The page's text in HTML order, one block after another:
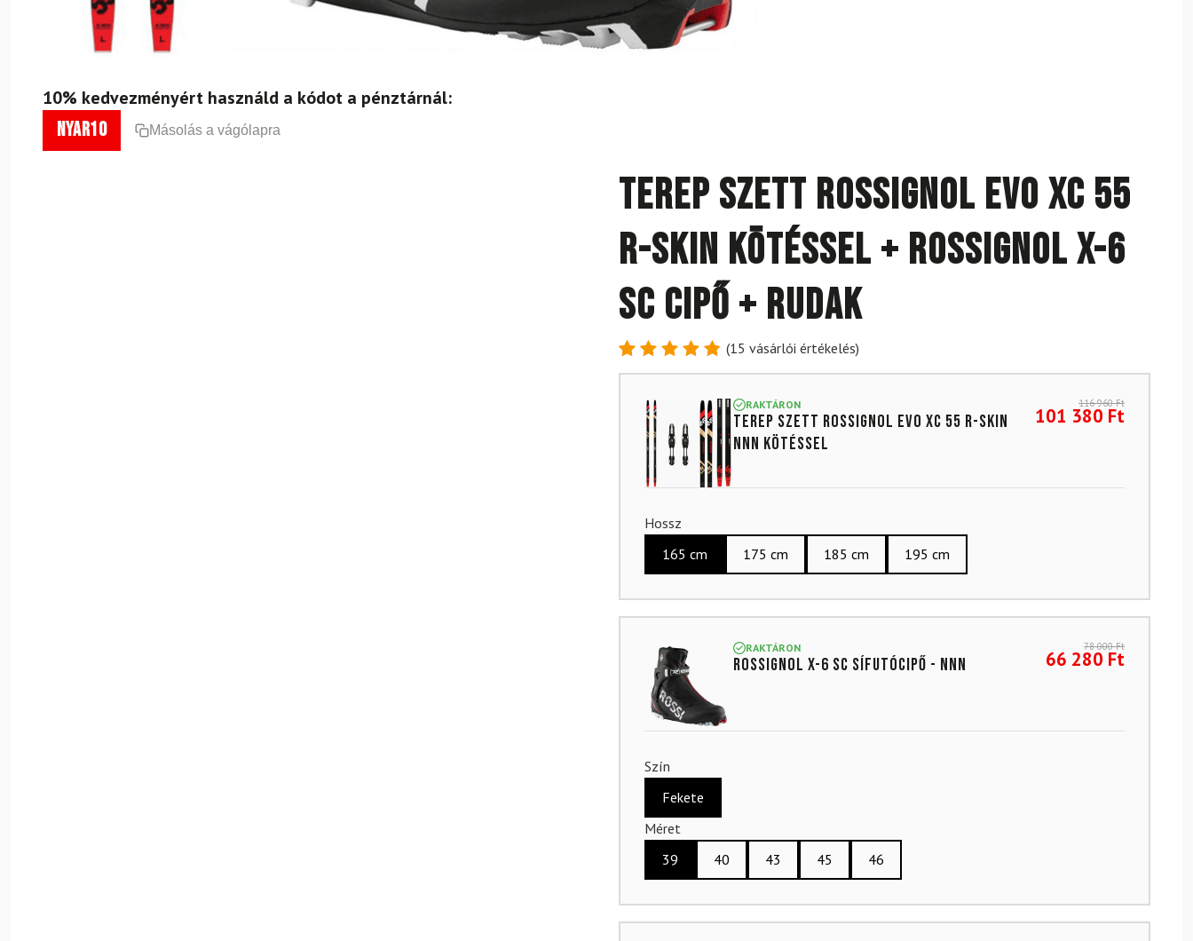
10% kedvezményért használd a kódot a pénztárnál:
nyar10 Másolás a vágólapra
Terep szett ROSSIGNOL Evo XC 55
R-Skin kötéssel + ROSSIGNOL X-6
SC cipő + rudak
Értékelés
5-ből,
15
értékelés
alapján
(15 vásárlói értékelés)
RAKTÁRON
Terep szett ROSSIGNOL Evo XC 55 R-Skin
NNN kötéssel
116 960Ft
101 380 Ft
Hossz
165 cm
175 cm 185 cm 195 cm
RAKTÁRON
ROSSIGNOL X-6 SC sífutócipő - NNN
78 000Ft
66 280 Ft
Szín
Fekete
Méret
39
40 43 45 46